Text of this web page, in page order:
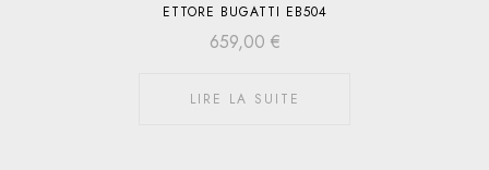
ETTORE BUGATTI EB504
659,00 €
LIRE LA SUITE